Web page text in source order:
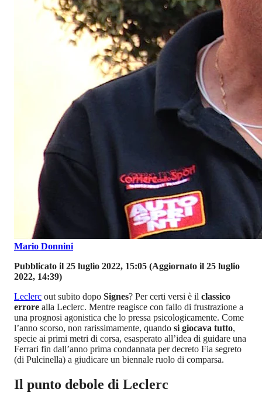
Mario Donnini
Pubblicato il 25 luglio 2022, 15:05 (Aggiornato il 25 luglio
2022, 14:39)
Leclerc out subito dopo Signes? Per certi versi è il classico
errore alla Leclerc. Mentre reagisce con fallo di frustrazione a
una prognosi agonistica che lo pressa psicologicamente. Come
l’anno scorso, non rarissimamente, quando si giocava tutto,
specie ai primi metri di corsa, esasperato all’idea di guidare una
Ferrari fin dall’anno prima condannata per decreto Fia segreto
(di Pulcinella) a giudicare un biennale ruolo di comparsa.
Il punto debole di Leclerc